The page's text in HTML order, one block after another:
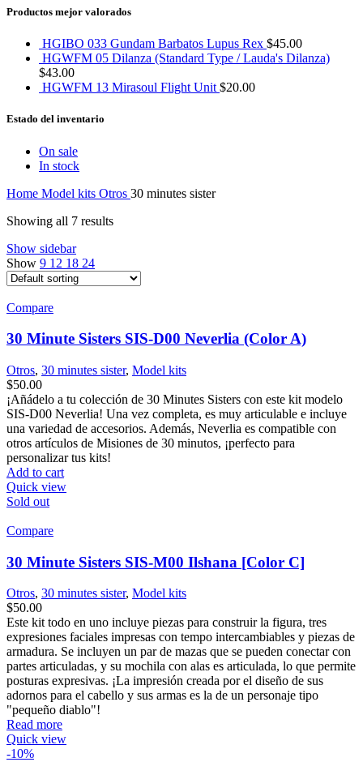
Productos mejor valorados
HGIBO 033 Gundam Barbatos Lupus Rex $45.00
HGWFM 05 Dilanza (Standard Type / Lauda's Dilanza)
$43.00
HGWFM 13 Mirasoul Flight Unit $20.00
Estado del inventario
On sale
In stock
Home Model kits Otros 30 minutes sister
Showing all 7 results
Show sidebar
Show 9 12 18 24
Compare
30 Minute Sisters SIS-D00 Neverlia (Color A)
Otros, 30 minutes sister, Model kits
$50.00
¡Añádelo a tu colección de 30 Minutes Sisters con este kit modelo
SIS-D00 Neverlia! Una vez completa, es muy articulable e incluye
una variedad de accesorios. Además, Neverlia es compatible con
otros artículos de Misiones de 30 minutos, ¡perfecto para
personalizar tus kits!
Add to cart
Quick view
Sold out
Compare
30 Minute Sisters SIS-M00 Ilshana [Color C]
Otros, 30 minutes sister, Model kits
$50.00
Este kit todo en uno incluye piezas para construir la figura, tres
expresiones faciales impresas con tempo intercambiables y piezas de
armadura. Se incluyen un par de mazas que se pueden conectar con
partes articuladas, y su mochila con alas es articulada, lo que permite
posturas expresivas. ¡La impresión creada por el diseño de sus
adornos para el cabello y sus armas es la de un personaje tipo
"pequeño diablo"!
Read more
Quick view
-10%